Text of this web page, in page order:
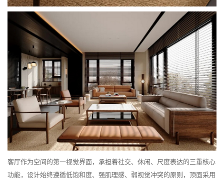
客厅作为空间的第一视觉界面，承担着社交、休闲、尺度表达的三重核心
功能，设计始终遵循低饱和度、强肌理感、弱视觉冲突的原则，顶面采用